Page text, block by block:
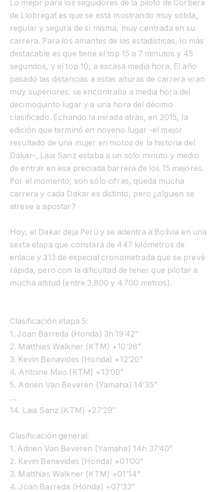
Lo mejor para los seguidores de la piloto de Corbera
de Llobregat es que se está mostrando muy sólida,
regular y segura de sí misma, muy centrada en su
carrera. Para los amantes de las estadísticas, lo más
destacable es que tiene el top 15 a 7 minutos y 45
segundos, y el top 10, a escasa media hora. El año
pasado las distancias a estas alturas de carrera eran
muy superiores: se encontraba a media hora del
decimoquinto lugar y a una hora del décimo
clasificado. Echando la mirada atrás, en 2015, la
edición que terminó en noveno lugar -el mejor
resultado de una mujer en motos de la historia del
Dakar-, Laia Sanz estaba a un solo minuto y medio
de entrar en esa preciada barrera de los 15 mejores.
Por el momento, son sólo cifras, queda mucha
carrera y cada Dakar es distinto, pero ¿alguien se
atreve a apostar?
Hoy, el Dakar deja Perú y se adentra a Bolivia en una
sexta etapa que constará de 447 kilómetros de
enlace y 313 de especial cronometrada que se prevé
rápida, pero con la dificultad de tener que pilotar a
mucha altitud (entre 3.800 y 4.700 metros).
Clasificación etapa 5:
1. Joan Barreda (Honda) 3h 19’42”
2. Matthias Walkner (KTM) +10’26”
3. Kevin Benavides (Honda) +12’20”
4. Antoine Meo (KTM) +13’00”
5. Adrien Van Beveren (Yamaha) 14’35”
…
14. Laia Sanz (KTM) +27’29″
Clasificación general:
1. Adrien Van Beveren (Yamaha) 14h 37’40”
2. Kevin Benevides (Honda) +01’00”
3. Matthias Walkner (KTM) +01’14”
4. Joan Barreda (Honda) +07’33”